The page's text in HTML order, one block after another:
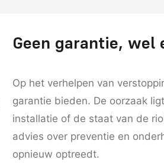
Geen garantie, wel
Op het verhelpen van
garantie bieden. De oorzaak
installatie of de staat van de
advies over preventie en
opnieuw optreedt.